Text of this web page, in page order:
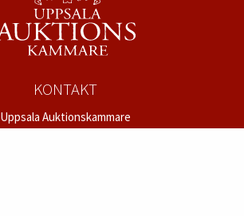
KONTAKT
Uppsala Auktionskammare